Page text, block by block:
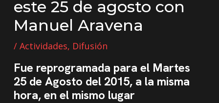
este 25 de agosto con
Manuel Aravena
/ Actividades, Difusión
Fue reprogramada para el Martes
25 de Agosto del 2015, a la misma
hora, en el mismo lugar